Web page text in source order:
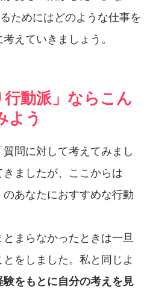
ためにはどのような仕事を
えていきましょう。
動派」ならこん
よう
問に対して考えてみまし
ましたが、ここからは
のあなたにおすすめな行動
まらなかったときは一旦
をしました。私と同じよ
をもとに自分の考えを見